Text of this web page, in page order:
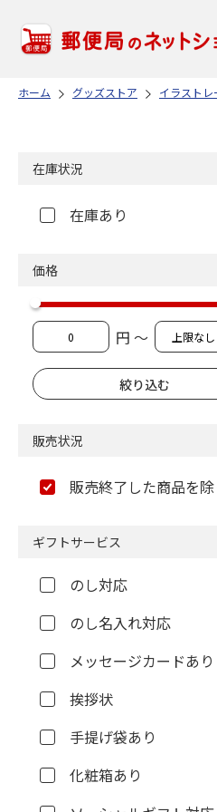
ホーム グッズストア イラスト
在庫状況
在庫あり
価格
円 ～
販売状況
販売終了した商品を除
ギフトサービス
のし対応
のし名入れ対応
メッセージカードあり
挨拶状
手提げ袋あり
化粧箱あり